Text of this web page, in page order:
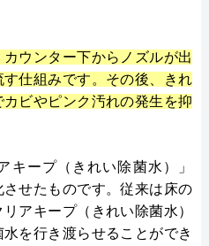
ウンター下からノズルが出
仕組みです。その後、きれ
ビやピンク汚れの発生を抑
キープ（きれい除菌水）」
せたものです。従来は床の
アキープ（きれい除菌水）
を行き渡らせることができ